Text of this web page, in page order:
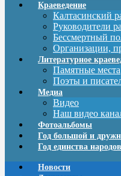
Краеведение
Калтасинский
Руководители
Бессмертный
Организации,
Литературное
Памятные места
Поэты и
Медиа
Видео
Наш видео
Фотоальбомы
Год большой и
Год единства
Новости